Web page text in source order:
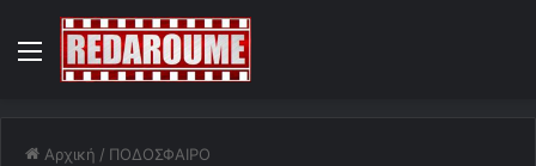
Menu
Αρχική / ΠΟΔΟΣΦΑΙΡΟ